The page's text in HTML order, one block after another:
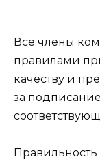
Все члены
правилами
качеству и
за
Правильность